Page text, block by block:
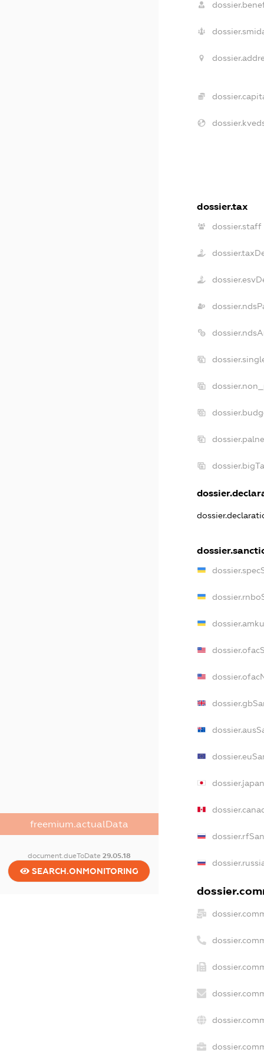
freemium.actualData
document.dueToDate 29.05.18
SEARCH.ONMONITORING
dossier.tax
dossier.staff